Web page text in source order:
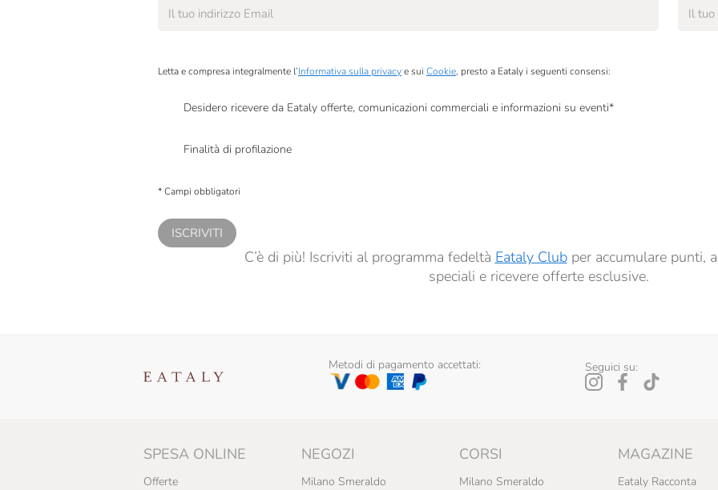
Letta e compresa integralmente l’Informativa sulla privacye sui Cookie, presto a Eataly i seguenti consensi:
Desidero ricevere da Eataly offerte, comunicazioni commerciali e informazioni su eventi*
Finalità di profilazione
* Campi obbligatori
ISCRIVITI
C’è di più! Iscriviti al programma fedeltà Eataly Clubper accumulare punti,
speciali e ricevere offerte esclusive.
Metodi di pagamento accettati: Seguici su:
SPESA ONLINE
Offerte
NEGOZI
Milano Smeraldo
CORSI
Milano Smeraldo
MAGAZINE
Eataly Racconta